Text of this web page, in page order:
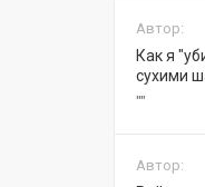
Автор:
Как я
сухими
Автор: